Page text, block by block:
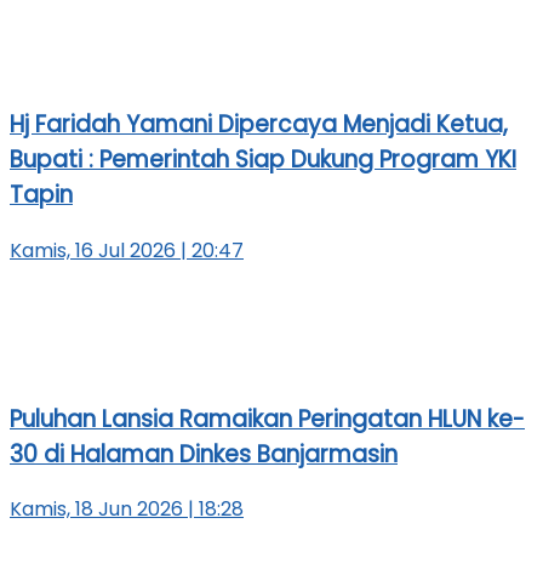
Hj Faridah Yamani Dipercaya Menjadi Ketua,
Bupati : Pemerintah Siap Dukung Program YKI
Tapin
Kamis, 16 Jul 2026 | 20:47
Puluhan Lansia Ramaikan Peringatan HLUN ke-
30 di Halaman Dinkes Banjarmasin
Kamis, 18 Jun 2026 | 18:28